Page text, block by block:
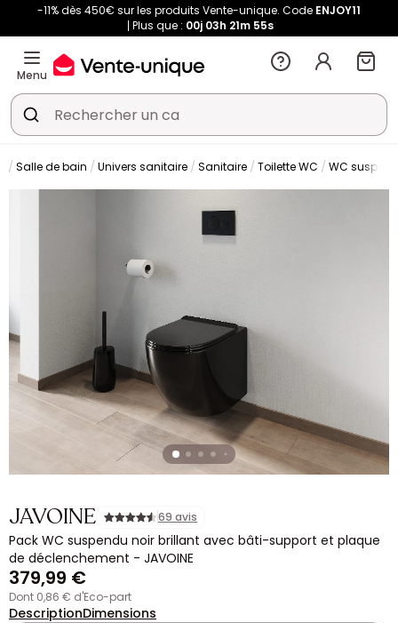
-11% dès 450€ sur les produits Vente-unique. Code ENJOY11
Plus que : 00j 03h 21m 54s
Menu
Salle de bain Univers sanitaire Sanitaire Toilette WC WC
JAVOINE 69 avis
Pack WC suspendu noir brillant avec bâti-support et plaque
de déclenchement - JAVOINE
379,99 €
dont 0,86 € d'Eco-part
DescriptionDimensions